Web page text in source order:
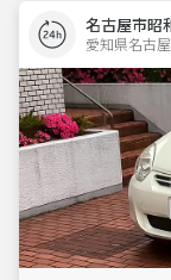
名古屋市昭
愛知県名古